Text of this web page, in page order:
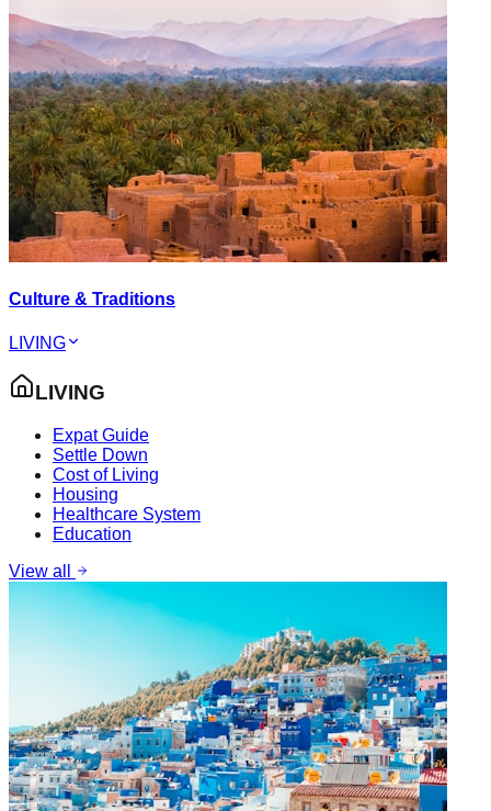
Culture & Traditions
LIVING
LIVING
Expat Guide
Settle Down
Cost of Living
Housing
Healthcare System
Education
View all